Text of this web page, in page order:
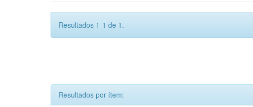
Resultados 1-1 de 1.
Resultados por ítem: